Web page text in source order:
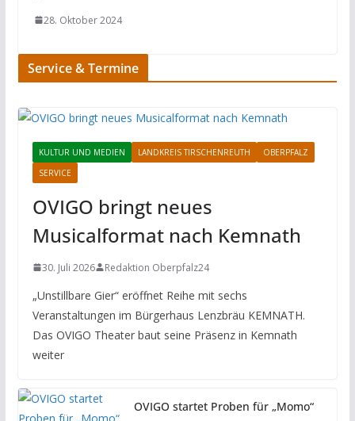
28. Oktober 2024
Service & Termine
KULTUR UND MEDIEN LANDKREIS TIRSCHENREUTH
OBERPFALZ
SERVICE
OVIGO bringt neues
Musicalformat nach Kemnath
30. Juli 2026 Redaktion Oberpfalz24
„Unstillbare Gier“ eröffnet Reihe mit sechs
Veranstaltungen im Bürgerhaus Lenzbräu KEMNATH.
Das OVIGO Theater baut seine Präsenz in Kemnath
weiter
OVIGO startet Proben für „Momo“